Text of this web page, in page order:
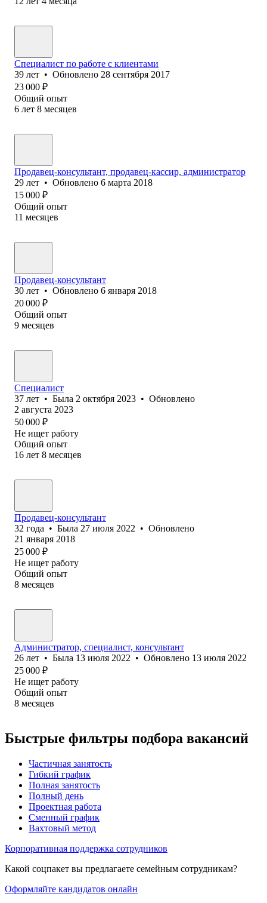
Специалист по работе с клиентами
39 лет • Обновлено 28 сентября 2017
23 000 ₽
Общий опыт
6 лет 8 месяцев
Продавец-консультант, продавец-кассир, администратор
29 лет • Обновлено 6 марта 2018
15 000 ₽
Общий опыт
11 месяцев
Продавец-консультант
30 лет • Обновлено 6 января 2018
20 000 ₽
Общий опыт
9 месяцев
Специалист
37 лет • Была 2 октября 2023 • Обновлено
2 августа 2023
50 000 ₽
Не ищет работу
Общий опыт
16 лет 8 месяцев
Продавец-консультант
32 года • Была 27 июля 2022 • Обновлено
21 января 2018
25 000 ₽
Не ищет работу
Общий опыт
8 месяцев
Администратор, специалист, консультант
26 лет • Была 13 июля 2022 • Обновлено 13 июля 2022
25 000 ₽
Не ищет работу
Общий опыт
8 месяцев
Быстрые фильтры подбора вакансий
Частичная занятость
Гибкий график
Полная занятость
Полный день
Проектная работа
Сменный график
Вахтовый метод
Корпоративная поддержка сотрудников
Какой соцпакет вы предлагаете семейным сотрудникам?
Оформляйте кандидатов онлайн